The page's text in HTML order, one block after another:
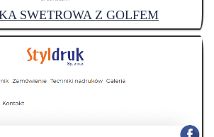
SWETROWA Z GOLFEM